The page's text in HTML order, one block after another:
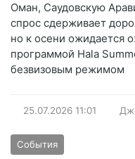
Оман, Саудовскую
спрос сдерживает
но к осени ожидается
программой Hala
безвизовым режимом
25.07.2026 11:01
События